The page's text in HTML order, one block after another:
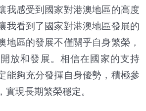
我感受到國家對港澳地區的高度
我看到了國家對港澳地區發展的
地區的發展不僅關乎自身繁榮，
放和發展。相信在國家的支持
能夠充分發揮自身優勢，積極參
實現長期繁榮穩定。